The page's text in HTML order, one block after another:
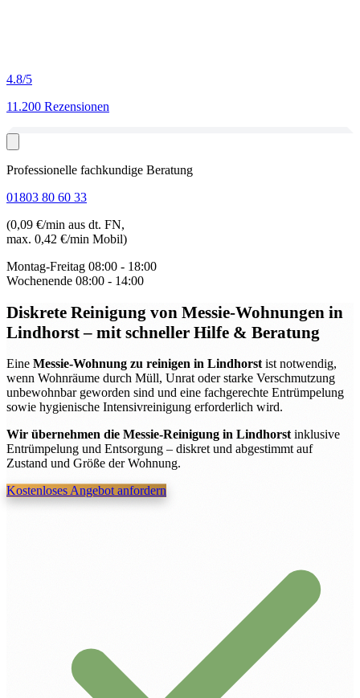
4.8/5
11.200 Rezensionen
Professionelle fachkundige Beratung
01803 80 60 33
(0,09 €/min aus dt. FN,
max. 0,42 €/min Mobil)
Montag-Freitag 08:00 - 18:00
Wochenende 08:00 - 14:00
Diskrete Reinigung von Messie-Wohnungen in
Lindhorst– mit schneller Hilfe & Beratung
Eine Messie-Wohnung zu reinigen in Lindhorst ist notwendig,
wenn Wohnräume durch Müll, Unrat oder starke Verschmutzung
unbewohnbar geworden sind und eine fachgerechte Entrümpelung
sowie hygienische Intensivreinigung erforderlich wird.
Wir übernehmen die Messie-Reinigung in Lindhorst inklusive
Entrümpelung und Entsorgung – diskret und abgestimmt auf
Zustand und Größe der Wohnung.
Kostenloses Angebot anfordern